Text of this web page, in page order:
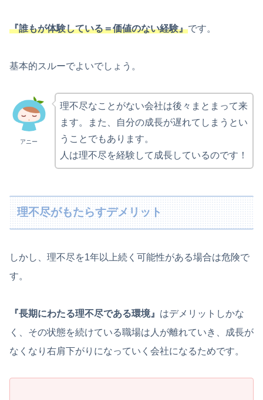
『誰もが体験している＝価値のない経験』です。
基本的スルーでよいでしょう。
アニー
理不尽なことがない会社は後々まとまって来
ます。また、自分の成長が遅れてしまうとい
うことでもあります。
人は理不尽を経験して成長しているのです！
理不尽がもたらすデメリット
しかし、理不尽を1年以上続く可能性がある場合は危険で
す。
『長期にわたる理不尽である環境』 はデメリットしかな
く、その状態を続けている職場は人が離れていき、成長が
なくなり右肩下がりになっていく会社になるためです。